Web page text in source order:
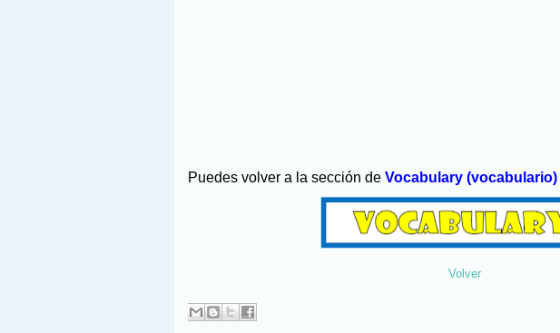
Puedes volver a la sección de Vocabulary (vocabulario)
Volver